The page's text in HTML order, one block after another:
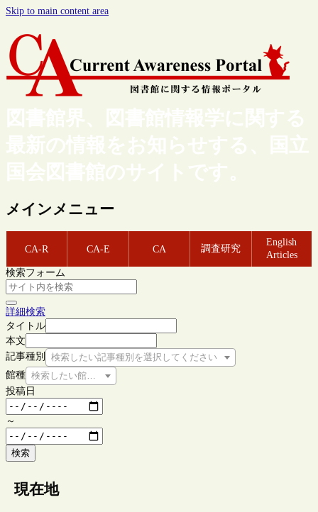
Skip to main content area
図書館界、図書館情報学に関する
最新の情報をお知らせする、国立
国会図書館のサイトです。
メインメニュー
CA-R CA-E CA 調査研究
English
Articles
検索フォーム
詳細検索
タイトル
本文
記事種別
検索したい記事種別を選択してください
館種 検索したい館種を選択してください
投稿日
～
検索
現在地